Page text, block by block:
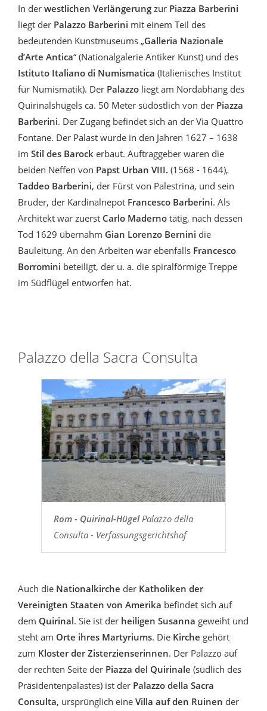
In der westlichen Verlängerung zur Piazza Barberini
liegt der Palazzo Barberini mit einem Teil des
bedeutenden Kunstmuseums „Galleria Nazionale
d’Arte Antica“ (Nationalgalerie Antiker Kunst) und des
Istituto Italiano di Numismatica (Italienisches Institut
für Numismatik). Der Palazzo liegt am Nordabhang des
Quirinalshügels ca. 50 Meter südöstlich von der Piazza
Barberini. Der Zugang befindet sich an der Via Quattro
Fontane. Der Palast wurde in den Jahren 1627 – 1638
im Stil des Barock erbaut. Auftraggeber waren die
beiden Neffen von Papst Urban VIII. (1568 - 1644),
Taddeo Barberini, der Fürst von Palestrina, und sein
Bruder, der Kardinalnepot Francesco Barberini. Als
Architekt war zuerst Carlo Maderno tätig, nach dessen
Tod 1629 übernahm Gian Lorenzo Bernini die
Bauleitung. An den Arbeiten war ebenfalls Francesco
Borromini beteiligt, der u. a. die spiralförmige Treppe
im Südflügel entworfen hat.
Palazzo della Sacra Consulta
Rom - Quirinal-HügelPalazzo della
Consulta - Verfassungsgerichtshof
Auch die Nationalkirche der Katholiken der
Vereinigten Staaten von Amerika befindet sich auf
dem Quirinal. Sie ist der heiligen Susanna geweiht und
steht am Orte ihres Martyriums. Die Kirche gehört
zum Kloster der Zisterzienserinnen. Der Palazzo auf
der rechten Seite der Piazza del Quirinale (südlich des
Präsidentenpalastes) ist der Palazzo della Sacra
Consulta, ursprünglich eine Villa auf den Ruinen der